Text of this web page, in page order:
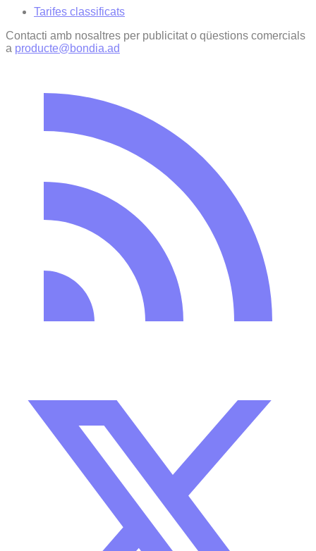
Tarifes classificats
Contacti amb nosaltres per publicitat o qüestions comercials
a producte@bondia.ad